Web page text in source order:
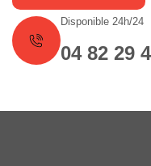
Disponible 24h/24
04 82 29